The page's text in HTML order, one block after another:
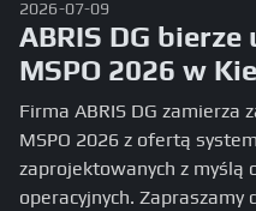
2026-07-09
ABRIS DG
MSPO 2026 w
Firma ABRIS DG zamierza
MSPO 2026 z ofertą
zaprojektowanych z myślą
operacyjnych. Zapraszamy